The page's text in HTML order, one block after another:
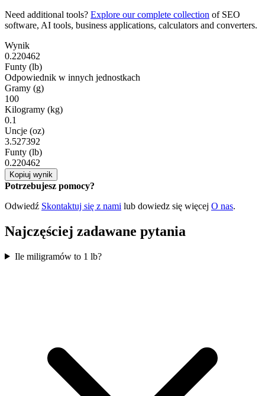
Need additional tools? Explore our complete collection of SEO
software, AI tools, business applications, calculators and converters.
Wynik
0.220462
Funty (lb)
Odpowiednik w innych jednostkach
Gramy (g)
100
Kilogramy (kg)
0.1
Uncje (oz)
3.527392
Funty (lb)
0.220462
Kopiuj wynik
Potrzebujesz pomocy?
Odwiedź Skontaktuj się z nami lub dowiedz się więcej O nas.
Najczęściej zadawane pytania
Ile miligramów to 1 lb?